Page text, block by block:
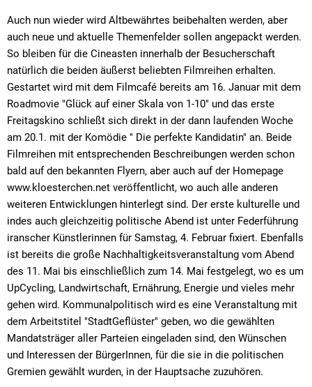
Auch nun wieder wird Altbewährtes beibehalten werden, aber
auch neue und aktuelle Themenfelder sollen angepackt werden.
So bleiben für die Cineasten innerhalb der Besucherschaft
natürlich die beiden äußerst beliebten Filmreihen erhalten.
Gestartet wird mit dem Filmcafé bereits am 16. Januar mit dem
Roadmovie "Glück auf einer Skala von 1-10" und das erste
Freitagskino schließt sich direkt in der dann laufenden Woche
am 20.1. mit der Komödie " Die perfekte Kandidatin" an. Beide
Filmreihen mit entsprechenden Beschreibungen werden schon
bald auf den bekannten Flyern, aber auch auf der Homepage
www.kloesterchen.net veröffentlicht, wo auch alle anderen
weiteren Entwicklungen hinterlegt sind. Der erste kulturelle und
indes auch gleichzeitig politische Abend ist unter Federführung
iranscher Künstlerinnen für Samstag, 4. Februar fixiert. Ebenfalls
ist bereits die große Nachhaltigkeitsveranstaltung vom Abend
des 11. Mai bis einschließlich zum 14. Mai festgelegt, wo es um
UpCycling, Landwirtschaft, Ernährung, Energie und vieles mehr
gehen wird. Kommunalpolitisch wird es eine Veranstaltung mit
dem Arbeitstitel "StadtGeflüster" geben, wo die gewählten
Mandatsträger aller Parteien eingeladen sind, den Wünschen
und Interessen der BürgerInnen, für die sie in die politischen
Gremien gewählt wurden, in der Hauptsache zuzuhören.